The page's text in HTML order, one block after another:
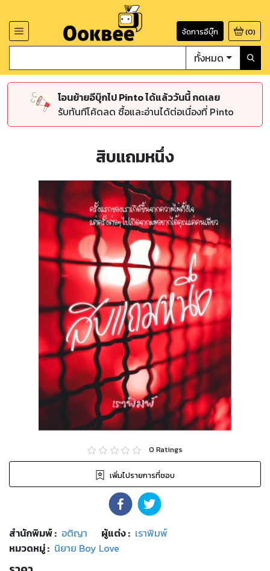
จัดการอีบุ๊ก (0)
ทั้งหมด
โอนย้ายอีบุ๊กไป Pinto ได้แล้ววันนี้ กดเลย
รับทันทีโค้ดลด ซื้อและอ่านได้ต่อเนื่องที่ Pinto
สิบแถมหนึ่ง
0 Ratings
เพิ่มไปรายการที่ชอบ
สำนักพิมพ์: อติญา ผู้แต่ง : เราพิมพ์
หมวดหมู่: นิยาย Boy Love